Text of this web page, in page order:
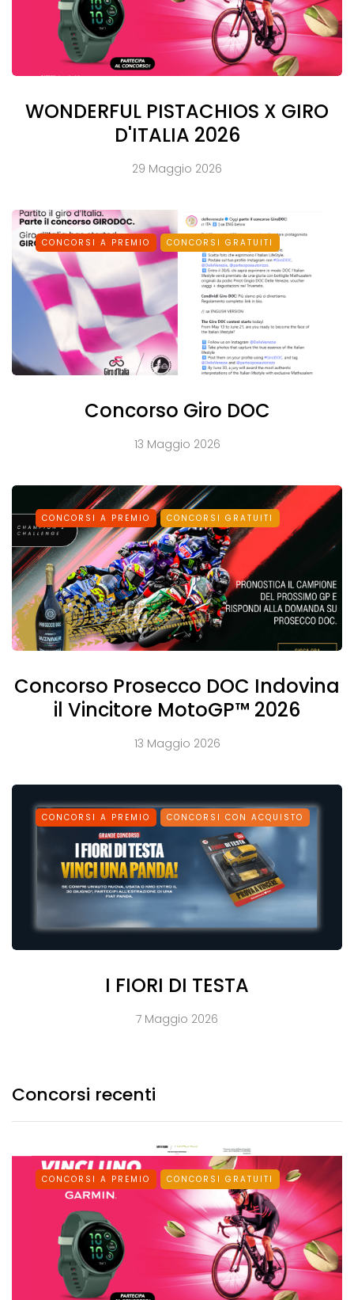
WONDERFUL PISTACHIOS X GIRO
D'ITALIA 2026
29 Maggio 2026
CONCORSI A PREMIO CONCORSI GRATUITI
Concorso Giro DOC
13 Maggio 2026
CONCORSI A PREMIO CONCORSI GRATUITI
Concorso Prosecco DOC Indovina
il Vincitore MotoGP™ 2026
13 Maggio 2026
CONCORSI A PREMIO CONCORSI CON ACQUISTO
I FIORI DI TESTA
7 Maggio 2026
Concorsi recenti
CONCORSI A PREMIO CONCORSI GRATUITI